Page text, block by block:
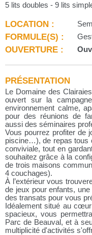
5 lits doubles - 9 lits
LOCATION :
FORMULE(S) :
OUVERTURE :
PRÉSENTATION
Le Domaine des
ouvert sur la
environnement calme,
pour des réunions de
aussi des séminaires
Vous pourrez profiter de
piscine…), de repas tous
conviviale, tout en
souhaitez grâce à la
de trois maisons
4 couchages).
À l’extérieur vous
de jeux pour enfants,
des transats pour vous
Idéalement situé au
spacieux, vous
Parc de Beauval, et à
multiplicité d'activités